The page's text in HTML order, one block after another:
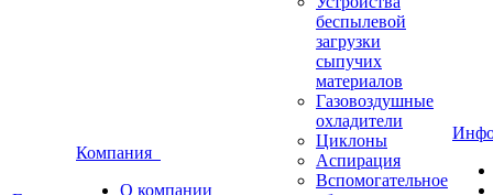
Компания
О компании
беспылевой
загрузки
сыпучих
материалов
Газовоздушные
охладители
Циклоны
Аспирация
Вспомогательное